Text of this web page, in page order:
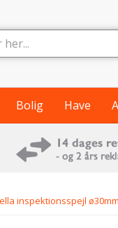
Bolig Have
inspektionsspejl